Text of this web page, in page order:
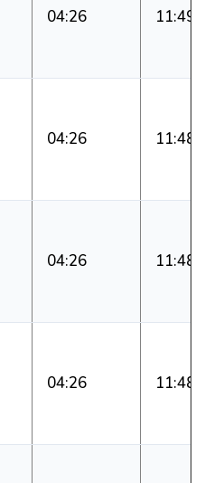
04:26 11:49
04:26 11:48
04:26 11:48
04:26 11:48